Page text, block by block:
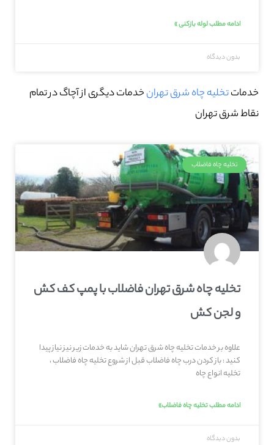
ادامه مطلب لوله بازکنی »
بدون دیدگاه
خدماتتخلیه چاه شرق تهرانخدمات دیگری از آچاگ در تمام
نقاط شرق تهران
تخلیه چاه فاضلاب
تخلیه چاه شرق تهران فاضلاب با پمپ کف کش
و لجن کش
علاوه بر خدمات تخلیه چاه شرق تهران شاید به خدمات زیر نیز نیاز پیدا
کنید : باز کردن درب چاه فاضلاب قبل از شروع تخلیه چاه فاضلاب ،
تخلیه انواع چاه
ادامه مطلب تخلیه چاه فاضلاب»
بدون دیدگاه